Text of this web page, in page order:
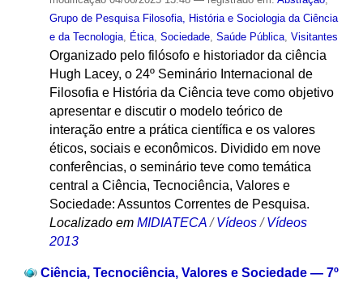
Grupo de Pesquisa Filosofia, História e Sociologia da Ciência
e da Tecnologia, Ética, Sociedade, Saúde Pública, Visitantes
Organizado pelo filósofo e historiador da ciência
Hugh Lacey, o 24º Seminário Internacional de
Filosofia e História da Ciência teve como objetivo
apresentar e discutir o modelo teórico de
interação entre a prática científica e os valores
éticos, sociais e econômicos. Dividido em nove
conferências, o seminário teve como temática
central a Ciência, Tecnociência, Valores e
Sociedade: Assuntos Correntes de Pesquisa.
Localizado em MIDIATECA /Vídeos /Vídeos
2013
Ciência, Tecnociência, Valores e Sociedade — 7º